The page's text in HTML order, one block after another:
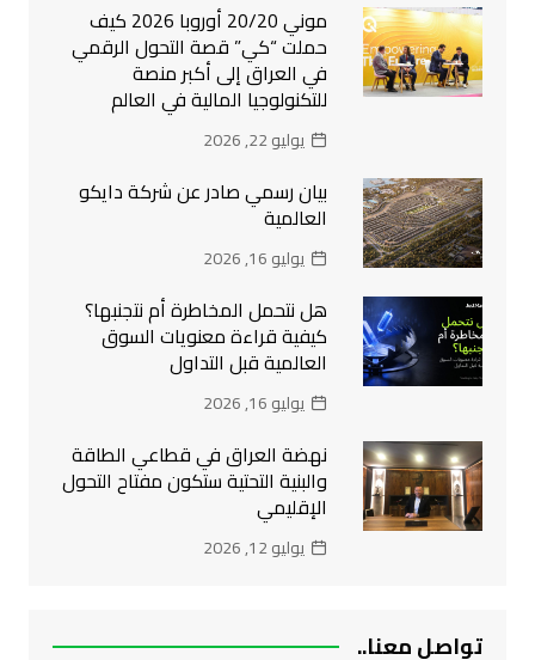
موني 20/20 أوروبا 2026 كيف
حملت “كي” قصة التحول الرقمي
في العراق إلى أكبر منصة
للتكنولوجيا المالية في العالم
يوليو 22, 2026
بيان رسمي صادر عن شركة دايكو
العالمية
يوليو 16, 2026
هل نتحمل المخاطرة أم نتجنبها؟
كيفية قراءة معنويات السوق
العالمية قبل التداول
يوليو 16, 2026
نهضة العراق في قطاعي الطاقة
والبنية التحتية ستكون مفتاح التحول
الإقليمي
يوليو 12, 2026
تواصل معنا..